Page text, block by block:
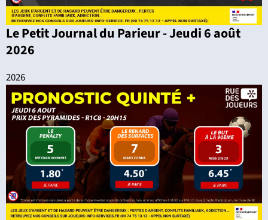
Le Petit Journal du Parieur - Jeudi 6 août
2026
2026